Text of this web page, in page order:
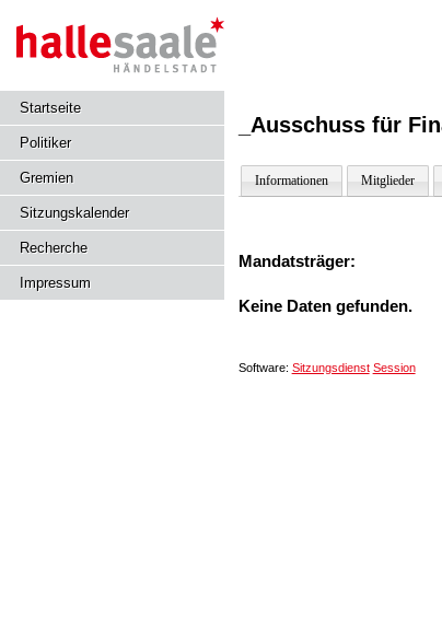
Startseite
Politiker
Gremien
Sitzungskalender
Recherche
Impressum
_Ausschuss für
Informationen Mitglieder
Mandatsträger:
Keine Daten gefunden.
Software: Sitzungsdienst Session